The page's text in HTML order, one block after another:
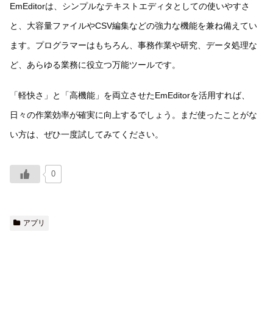
EmEditorは、シンプルなテキストエディタとしての使いやすさ
と、大容量ファイルやCSV編集などの強力な機能を兼ね備えてい
ます。プログラマーはもちろん、事務作業や研究、データ処理な
ど、あらゆる業務に役立つ万能ツールです。
「軽快さ」と「高機能」を両立させたEmEditorを活用すれば、
日々の作業効率が確実に向上するでしょう。まだ使ったことがな
い方は、ぜひ一度試してみてください。
0
アプリ